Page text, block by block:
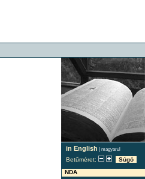
in English | magyarul
Betűméret:
Súgó
NDA